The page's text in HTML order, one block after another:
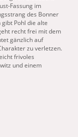
-Fassung im
des Bonner
Pohl die alte
recht frei mit dem
gänzlich auf
zu verletzen.
frivoles
und einem